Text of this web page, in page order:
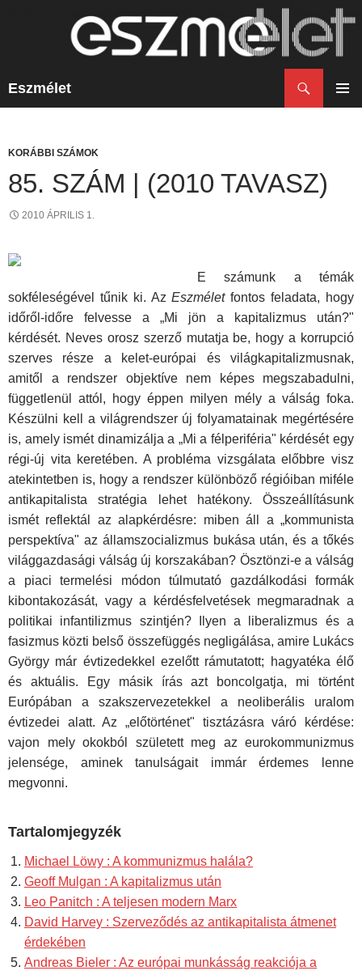
Eszmélet
KORÁBBI SZÁMOK
85. SZÁM | (2010 TAVASZ)
2010 ÁPRILIS 1.
E számunk a témák
sokféleségével tűnik ki. AzEszméletfontos feladata, hogy
időről-időre felvesse a „Mi jön a kapitalizmus után?"
kérdését. Neves orosz szerző mutatja be, hogy a korrupció
szerves része a kelet-európai és világkapitalizmusnak,
amitől a rendszer objektíve nem képes megszabadulni,
függetlenül attól, hogy éppen milyen mély a válság foka.
Készülni kell a világrendszer új folyamatainak megértésére
is, amely ismét dinamizálja a „Mi a félperiféria" kérdését egy
régi-új vita keretében. A probléma vizsgálata előbbre visz
atekintetben is, hogy a rendszer különböző régióiban miféle
antikapitalista stratégia lehet hatékony. Összeállításunk
ismét reflektál az alapkérdésre: miben áll a „kommunista
perspektíva" az államszocializmus bukása után, és a tőkés
világgazdasági válság új korszakában? Ösztönzi-e a válság
a piaci termelési módon túlmutató gazdálkodási formák
kibontakozását, vagy a kérdésfelvetések megmaradnak a
politikai infantilizmus szintjén? Ilyen a liberalizmus és a
fasizmus közti belső összefüggés negligálása, amire Lukács
György már évtizedekkel ezelőtt rámutatott; hagyatéka élő
és aktuális. Egy másik írás azt boncolgatja, mi történt
Európában a szakszervezetekkel a neoliberális uralom
évtizedei alatt. Az „előtörténet" tisztázásra váró kérdése:
vajon mely okokból született meg az eurokommunizmus
jelensége, aminek tanulságait immár érdemes lenne
megvonni.
Tartalomjegyzék
Michael Löwy : A kommunizmus halála?
Geoff Mulgan : A kapitalizmus után
Leo Panitch : A teljesen modern Marx
David Harvey : Szerveződés az antikapitalista átmenet
érdekében
Andreas Bieler : Az európai munkásság reakciója a